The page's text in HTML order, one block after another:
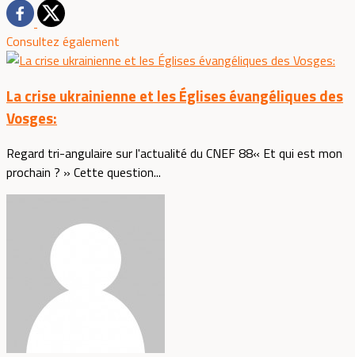
Consultez également
La crise ukrainienne et les Églises évangéliques des
Vosges:
Regard tri-angulaire sur l'actualité du CNEF 88« Et qui est mon
prochain ? » Cette question...